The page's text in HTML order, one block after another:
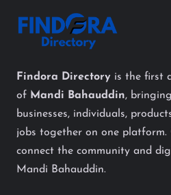
Findora Directory is the first
of Mandi Bahauddin,
businesses, individuals,
jobs together on one platform.
connect the community and
Mandi Bahauddin.